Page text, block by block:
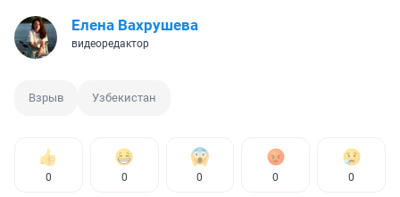
Елена Вахрушева
видеоредактор
Взрыв Узбекистан
0 0 0 0 0